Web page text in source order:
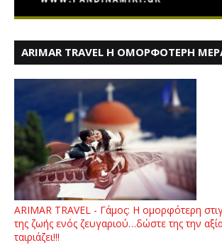
ARIMAR TRAVEL Η ΟΜΟΡΦΟΤΕΡΗ
ARIMAR TRAVEL - Γάμος: Η ομορφότερη
της ζωής ενός ζευγαριού…δώστε της την
ταιριάζει!!!